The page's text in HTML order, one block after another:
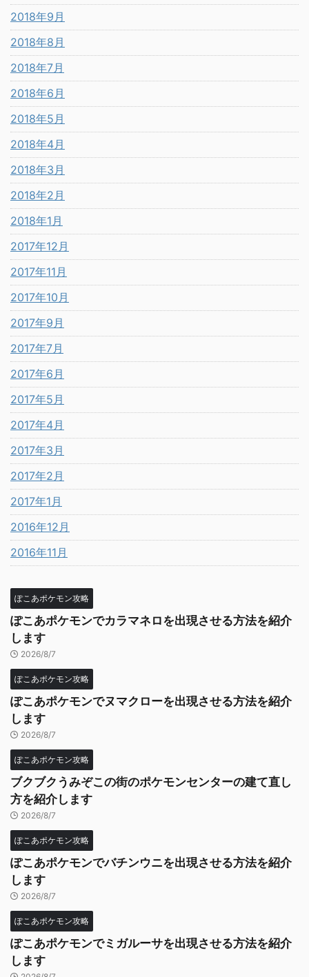
2018年9月
2018年8月
2018年7月
2018年6月
2018年5月
2018年4月
2018年3月
2018年2月
2018年1月
2017年12月
2017年11月
2017年10月
2017年9月
2017年7月
2017年6月
2017年5月
2017年4月
2017年3月
2017年2月
2017年1月
2016年12月
2016年11月
ぽこあポケモン攻略
ぽこあポケモンでカラマネロを出現させる方法を紹介
します
2026/8/7
ぽこあポケモン攻略
ぽこあポケモンでヌマクローを出現させる方法を紹介
します
2026/8/7
ぽこあポケモン攻略
ブクブクうみぞこの街のポケモンセンターの建て直し
方を紹介します
2026/8/7
ぽこあポケモン攻略
ぽこあポケモンでバチンウニを出現させる方法を紹介
します
2026/8/7
ぽこあポケモン攻略
ぽこあポケモンでミガルーサを出現させる方法を紹介
します